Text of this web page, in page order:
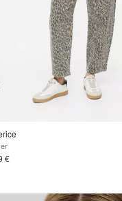
€